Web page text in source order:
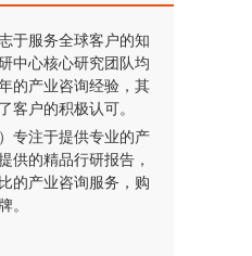
于服务全球客户的知
中心核心研究团队均
的产业咨询经验，其
客户的积极认可。
专注于提供专业的产
供的精品行研报告，
的产业咨询服务，购
。